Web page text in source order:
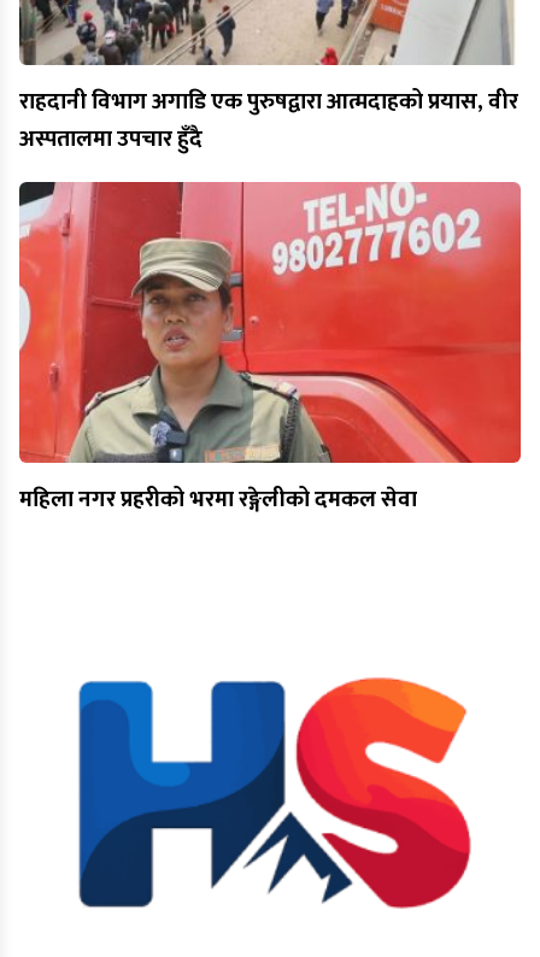
राहदानी विभाग अगाडि एक पुरुषद्वारा आत्मदाहको प्रयास, वीर
अस्पतालमा उपचार हुँदै
महिला नगर प्रहरीको भरमा रङ्गेलीको दमकल सेवा